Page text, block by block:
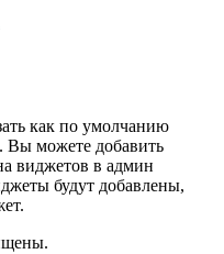
как по умолчанию
Вы можете добавить
виджетов в админ
будут добавлены,